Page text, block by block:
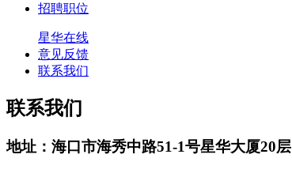
招聘职位
星华在线
意见反馈
联系我们
联系我们
地址：海口市海秀中路51-1号星华大厦20层